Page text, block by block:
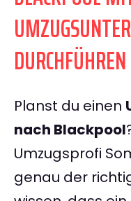
DURCHFÜHREN
Planst du einen
nach Blackpool
Umzugsprofi
genau der